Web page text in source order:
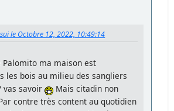
le Octobre 12, 2022, 10:49:14
Palomito ma maison est
les bois au milieu des sangliers
vas savoir
Mais citadin non
contre très content au quotidien